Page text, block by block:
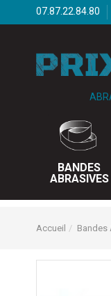
07.87.22.84.80
BANDES
ABRASIVES
Accueil Bandes